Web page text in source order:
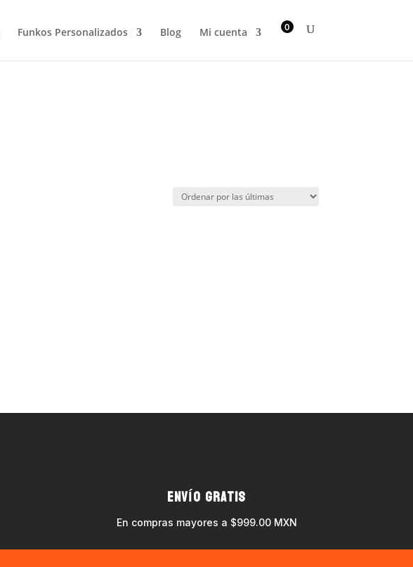
Funkos Personalizados Blog Mi cuenta 0
ENVÍO GRATIS
En compras mayores a $999.00 MXN